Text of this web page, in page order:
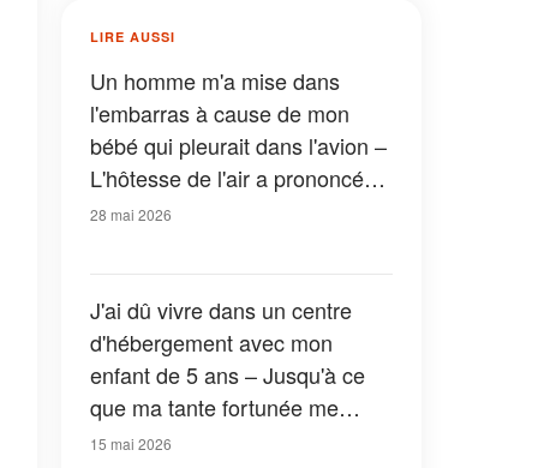
LIRE AUSSI
Un homme m'a mise dans
l'embarras à cause de mon
bébé qui pleurait dans l'avion –
L'hôtesse de l'air a prononcé
cinq mots qui l'a fait pâlir
28 mai 2026
J'ai dû vivre dans un centre
d'hébergement avec mon
enfant de 5 ans – Jusqu'à ce
que ma tante fortunée me
repère et me dise : « Tes
15 mai 2026